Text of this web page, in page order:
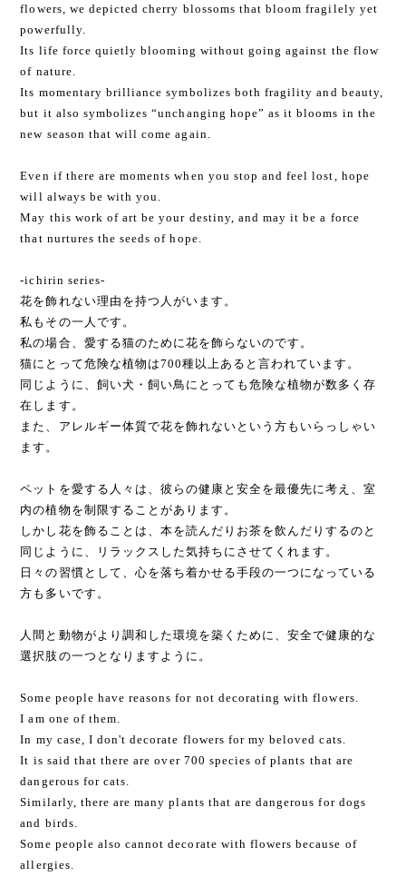
flowers, we depicted cherry blossoms that bloom fragilely yet
powerfully.
Its life force quietly blooming without going against the flow
of nature.
Its momentary brilliance symbolizes both fragility and beauty,
but it also symbolizes “unchanging hope” as it blooms in the
new season that will come again.
Even if there are moments when you stop and feel lost, hope
will always be with you.
May this work of art be your destiny, and may it be a force
that nurtures the seeds of hope.
-ichirin series-
花を飾れない理由を持つ人がいます。
私もその一人です。
私の場合、愛する猫のために花を飾らないのです。
猫にとって危険な植物は700種以上あると言われています。
同じように、飼い犬・飼い鳥にとっても危険な植物が数多く存
在します。
また、アレルギー体質で花を飾れないという方もいらっしゃい
ます。
ペットを愛する人々は、彼らの健康と安全を最優先に考え、室
内の植物を制限することがあります。
しかし花を飾ることは、本を読んだりお茶を飲んだりするのと
同じように、リラックスした気持ちにさせてくれます。
日々の習慣として、心を落ち着かせる手段の一つになっている
方も多いです。
人間と動物がより調和した環境を築くために、安全で健康的な
選択肢の一つとなりますように。
Some people have reasons for not decorating with flowers.
I am one of them.
In my case, I don't decorate flowers for my beloved cats.
It is said that there are over 700 species of plants that are
dangerous for cats.
Similarly, there are many plants that are dangerous for dogs
and birds.
Some people also cannot decorate with flowers because of
allergies.